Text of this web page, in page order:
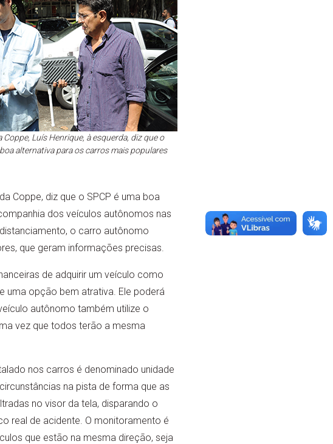
Coppe, Luís Henrique, à esquerda, diz que o
alternativa para os carros mais populares
Coppe, diz que o SPCP é uma boa
dos veículos autônomos nas
o carro autônomo
que geram informações precisas.
de adquirir um veículo como
uma opção bem atrativa. Ele poderá
autônomo também utilize o
vez que todos terão a mesma
nos carros é denominado unidade
na pista de forma que as
no visor da tela, disparando o
real de acidente. O monitoramento é
que estão na mesma direção, seja